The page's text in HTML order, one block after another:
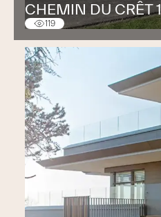
CHEMIN DU CRÊT
119